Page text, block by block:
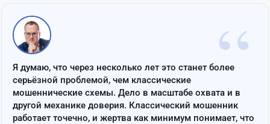
“
Я думаю, что через несколько лет это станет более
серьёзной проблемой, чем классические
мошеннические схемы. Дело в масштабе охвата и в
другой механике доверия. Классический мошенник
работает точечно, и жертва как минимум понимает, что